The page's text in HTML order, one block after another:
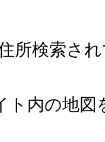
所検索さ
ト内の地図